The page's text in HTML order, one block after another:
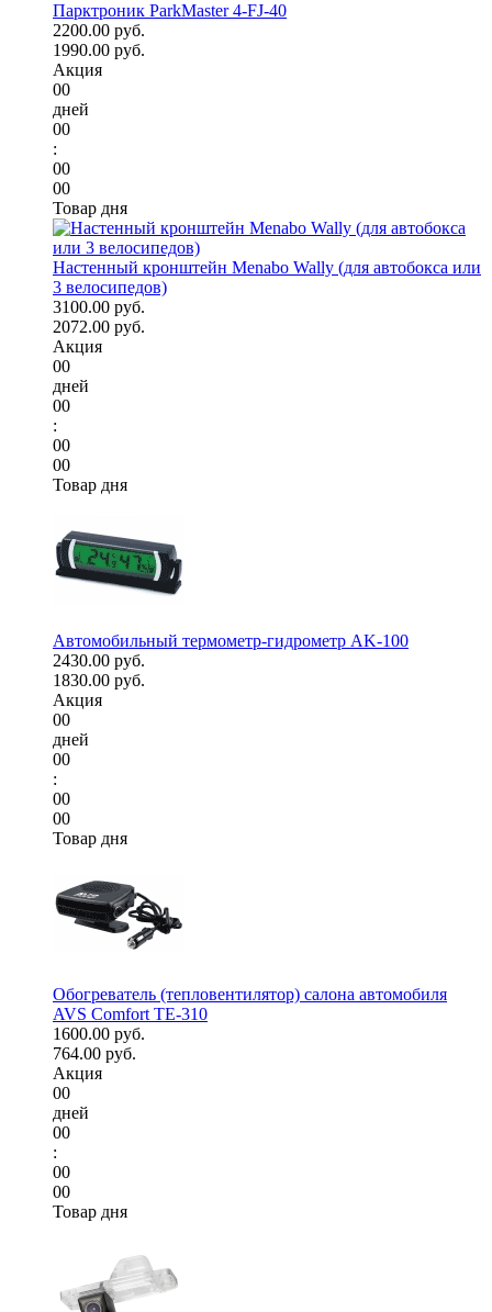
Парктроник ParkMaster 4-FJ-40
2200.00 руб.
1990.00 руб.
Акция
00
дней
00
:
00
00
Товар дня
Настенный кронштейн Menabo Wally (для автобокса или
3 велосипедов)
3100.00 руб.
2072.00 руб.
Акция
00
дней
00
:
00
00
Товар дня
Автомобильный термометр-гидрометр AK-100
2430.00 руб.
1830.00 руб.
Акция
00
дней
00
:
00
00
Товар дня
Обогреватель (тепловентилятор) салона автомобиля
AVS Comfort TE-310
1600.00 руб.
764.00 руб.
Акция
00
дней
00
:
00
00
Товар дня